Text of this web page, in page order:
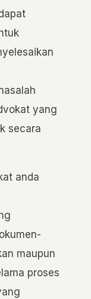
yang
secara
anda
maupun
proses